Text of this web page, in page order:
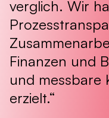
verglich. Wir
Finanzen und
und messbare
erzielt.“